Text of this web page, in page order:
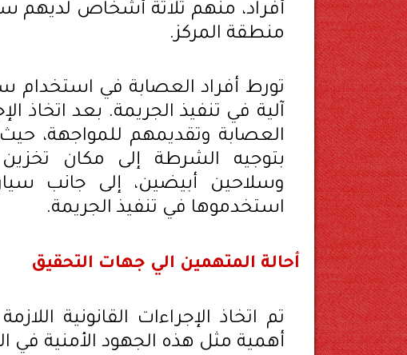
أفراد، منهم ثلاثة أشخاص لديهم
منطقة المركز.
تورط أفراد العصابة في استخدام
آلية في تنفيذ الجريمة. بعد اتخاذ
العصابة وتقديمهم للمواجهة، حيث
بتوجيه الشرطة إلى مكان
وسلاحين أبيضين، إلى جانب
استخدموها في تنفيذ الجريمة.
أحالة المتهمين الي جهات التحقيق
تم اتخاذ الإجراءات القانونية
أهمية مثل هذه الجهود الأمنية في